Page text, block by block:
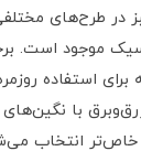
در طرح‌های
موجود است.
استفاده
با
انتخاب